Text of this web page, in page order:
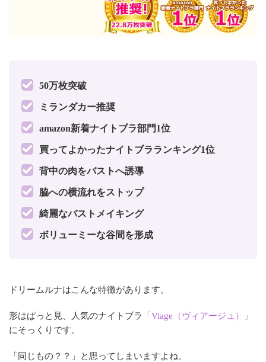
50万枚突破
ミランダカー推奨
amazon新着ナイトブラ部門1位
買ってよかったナイトブラランキング1位
背中の肉をバストへ誘導
脇への横流れをストップ
綺麗なバストメイキング
ボリューミーな谷間を形成
ドリームルナはこんな特徴があります。
形はぱっと見、人気のナイトブラ
「Viage（ヴィアージュ）」
にそっくりです。
「同じもの？？」と思ってしまいますよね。